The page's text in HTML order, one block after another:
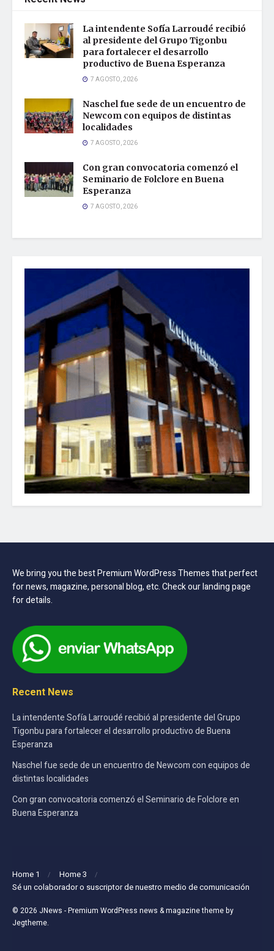
La intendente Sofía Larroudé recibió
al presidente del Grupo Tigonbu
para fortalecer el desarrollo
productivo de Buena Esperanza
7 AGOSTO, 2026
Naschel fue sede de un encuentro de
Newcom con equipos de distintas
localidades
7 AGOSTO, 2026
Con gran convocatoria comenzó el
Seminario de Folclore en Buena
Esperanza
7 AGOSTO, 2026
We bring you the best Premium WordPress Themes that perfect
for news, magazine, personal blog, etc. Check our landing page
for details.
Recent News
La intendente Sofía Larroudé recibió al presidente del Grupo
Tigonbu para fortalecer el desarrollo productivo de Buena
Esperanza
Naschel fue sede de un encuentro de Newcom con equipos de
distintas localidades
Con gran convocatoria comenzó el Seminario de Folclore en
Buena Esperanza
Home 1
Home 3
Sé un colaborador o suscriptor de nuestro medio de comunicación
© 2026 JNews - Premium WordPress news & magazine theme by
Jegtheme.